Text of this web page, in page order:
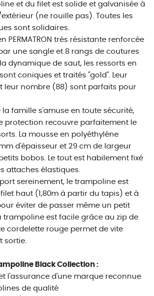
et du filet est solide et galvanisée à
(ne rouille pas). Toutes les
sont solidaires.
PERMATRON très résistante renforcée
une sangle et 8 rangs de coutures
dynamique de saut, les ressorts en
coniques et traités "gold". Leur
leur nombre (88) sont parfaits pour
la famille s'amuse en toute sécurité,
protection recouvre parfaitement le
La mousse en polyéthylène
d'épaisseur et 29 cm de largeur
bobos. Le tout est habilement fixé
attaches élastiques.
sereinement, le trampoline est
haut (1,80m à partir du tapis) et à
éviter de passer même un petit
trampoline est facile grâce au zip de
cordelette rouge permet de vite
sortie.
Black Collection :
l'assurance d'une marque reconnue
de qualité